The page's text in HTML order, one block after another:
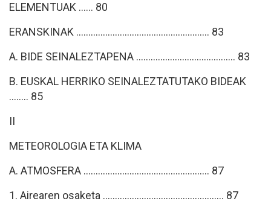
ELEMENTUAK ...... 80
ERANSKINAK ....................................................... 83
A. BIDE SEINALEZTAPENA ......................................... 83
B. EUSKAL HERRIKO SEINALEZTATUTAKO BIDEAK
........ 85
II
METEOROLOGIA ETA KLIMA
A. ATMOSFERA .................................................... 87
1. Airearen osaketa .................................................. 87